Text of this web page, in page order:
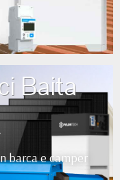
Baita
barca e camper